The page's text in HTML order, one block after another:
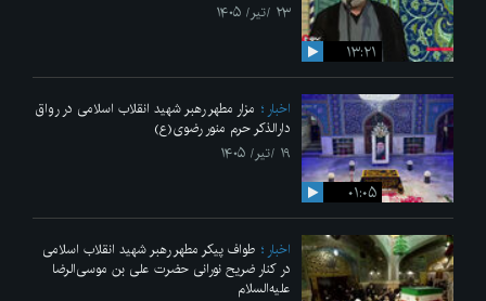
۱۳:۲۱
۲۳ /تیر/ ۱۴۰۵
۰۱:۰۵
اخبار
مزار مطهر رهبر شهید انقلاب اسلامی در رواق
دارالذکر حرم منور رضوی(ع)
۱۹ /تیر/ ۱۴۰۵
اخبار
طواف پیکر مطهر رهبر شهید انقلاب اسلامی
در کنار ضریح نورانی حضرت علی‌ بن موسی‌الرضا
علیه‌السلام